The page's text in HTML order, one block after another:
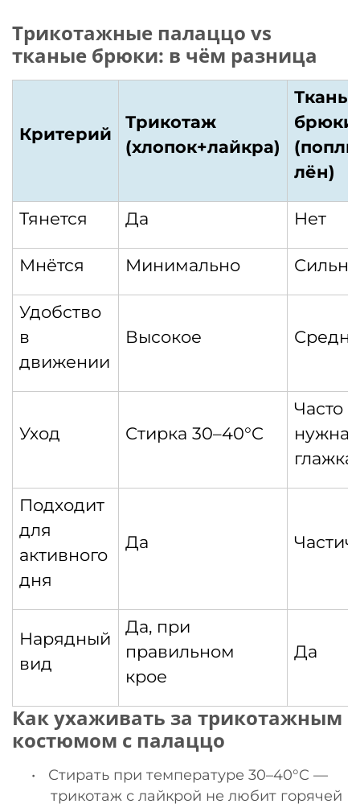
Трикотажные палаццо vs
тканые брюки: в чём разница
Критерий
Трикотаж
(хлопок+лайкра)
брюки
лён)
Тянется Да Нет
Мнётся Минимально Сильно
Удобство
в
движении
Высокое
Уход Стирка 30–40°C
Часто
нужна
глажка
Подходит
для
активного
дня
Да
Нарядный
вид
Да, при
правильном
крое
Да
Как ухаживать за трикотажным
костюмом с палаццо
•
Стирать при температуре 30–40°C —
трикотаж с лайкрой не любит горячей